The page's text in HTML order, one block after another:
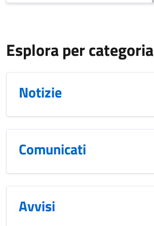
Esplora per categoria
Notizie
Comunicati
Avvisi